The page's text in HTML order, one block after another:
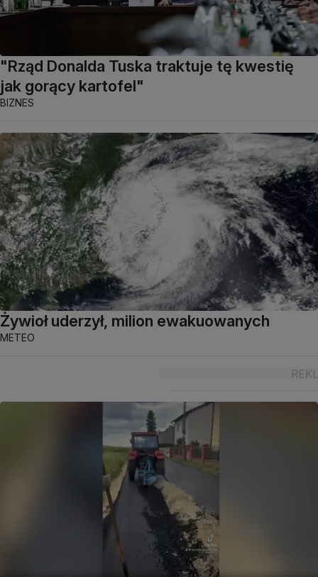
"Rząd Donalda Tuska traktuje tę kwestię
jak gorący kartofel"
BIZNES
Żywioł uderzył, milion ewakuowanych
METEO